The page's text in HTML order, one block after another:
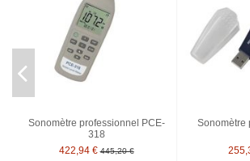
Sonomètre professionnel PCE-
318
422,94 € 445,20 €
Sonomètre